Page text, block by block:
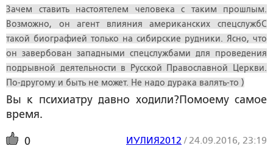
Зачем ставить настоятелем человека с таким прошлым.
Возможно, он агент влияния американских спецслужбС
такой биографией только на сибирские рудники. Ясно, что
он завербован западными спецслужбами для проведения
подрывной деятельности в Русской Православной Церкви.
По-другому и быть не может. Не надо дурака валять-то )
Вы к психиатру давно ходили?Помоему самое
время.
0 ИУЛИЯ2012 / 24.09.2016, 23:19